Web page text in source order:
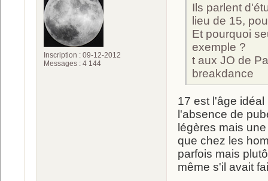
Inscription : 09-12-2012
Messages : 4 144
Ils parlent
lieu de 15,
Et pourquoi
exemple ?
t aux JO de
breakdance
17 est l'âge
l'absence de
légères mais
que chez les
parfois mais
même s'il avait